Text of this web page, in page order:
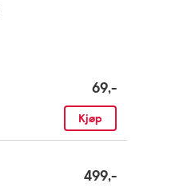
69,-
Kjøp
499,-